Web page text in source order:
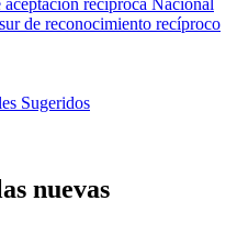
recíproca Nacional
de reconocimiento recíproco
Sugeridos
nuevas